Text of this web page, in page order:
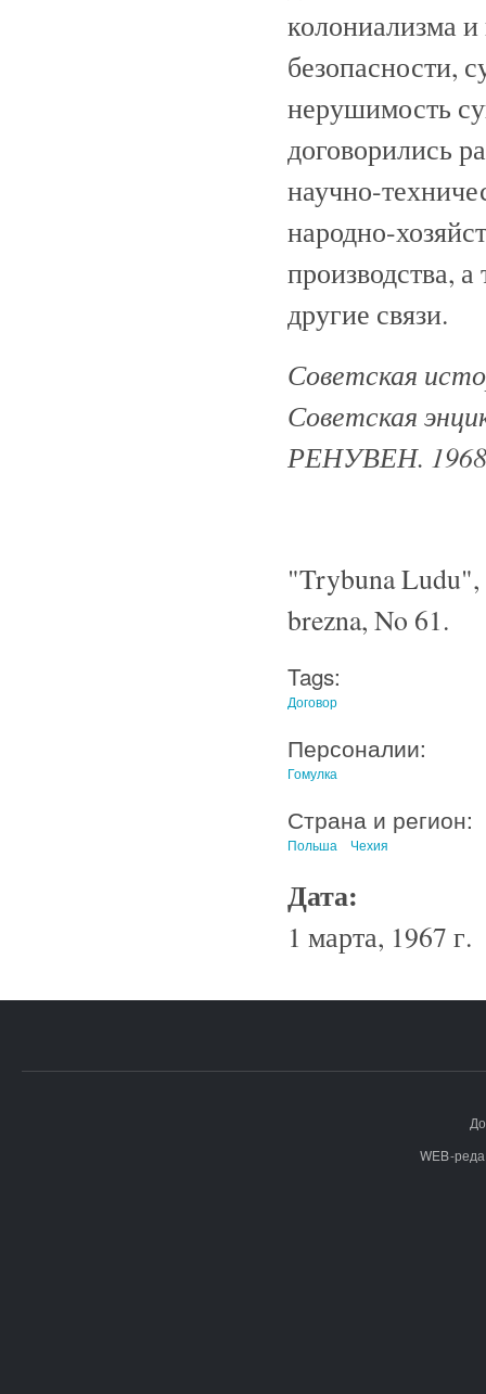
колониализма
безопасности,
нерушимость
договорились
научно-
народно-
производства,
другие связи.
Советская
Советская
РЕНУВЕН.
"Trybuna Ludu",
brezna, No 61.
Tags:
Договор
Персоналии:
Гомулка
Страна и регион:
Польша Чехия
Дата:
1 марта, 1967 г.
WEB-